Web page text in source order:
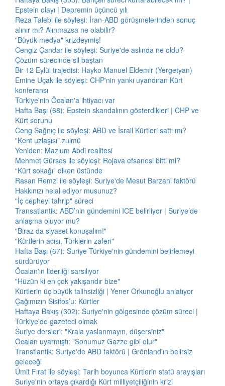
Epstein olayı | Depremin üçüncü yılı
Reza Talebi ile söyleşi: İran-ABD görüşmelerinden sonuç
alınır mı? Alınmazsa ne olabilir?
"Büyük medya" krizdeymiş!
Cengiz Çandar ile söyleşi: Suriye'de aslında ne oldu?
Çözüm sürecinde sil baştan
Bir 12 Eylül trajedisi: Hayko Manuel Eldemir (Yergetyan)
Emine Uçak ile söyleşi: CHP'nin yankı uyandıran Kürt
konferansı
Türkiye'nin Öcalan'a ihtiyacı var
Hafta Başı (68): Epstein skandalının gösterdikleri | CHP ve
Kürt sorunu
Ceng Sağnıç ile söyleşi: ABD ve İsrail Kürtleri sattı mı?
"Kent uzlaşısı" zulmü
Yeniden: Mazlum Abdi realitesi
Mehmet Gürses ile söyleşi: Rojava efsanesi bitti mi?
“Kürt sokağı” diken üstünde
Rasan Remzi ile söyleşi: Suriye'de Mesut Barzani faktörü
Hakkınızı helal ediyor musunuz?
"İç cepheyi tahrip" süreci
Transatlantik: ABD’nin gündemini ICE belirliyor | Suriye’de
anlaşma oluyor mu?
"Biraz da siyaset konuşalım!"
"Kürtlerin acısı, Türklerin zaferi"
Hafta Başı (67): Suriye Türkiye'nin gündemini belirlemeyi
sürdürüyor
Öcalan'ın liderliği sarsılıyor
"Hüzün ki en çok yakışandır bize"
Kürtlerin üç büyük talihsizliği | Yener Orkunoğlu anlatıyor
Çağımızın Sisifos’u: Kürtler
Haftaya Bakış (302): Suriye'nin gölgesinde çözüm süreci |
Türkiye'de gazeteci olmak
Suriye dersleri: "Krala yaslanmayın, düşersiniz"
Öcalan uyarmıştı: "Sonumuz Gazze gibi olur"
Transtlantik: Suriye'de ABD faktörü | Grönland'ın belirsiz
geleceği
Ümit Fırat ile söyleşi: Tarih boyunca Kürtlerin statü arayışları
Suriye'nin ortaya çıkardığı Kürt milliyetçiliğinin krizi